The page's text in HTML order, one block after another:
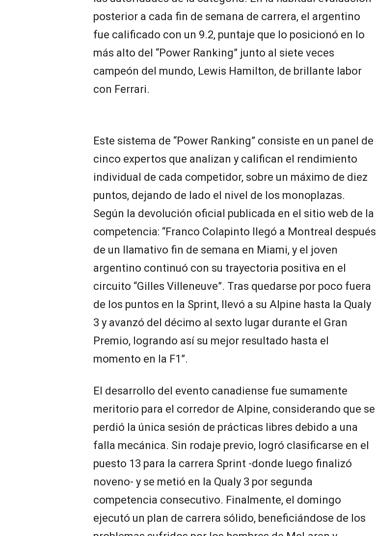
posterior a cada fin de semana de carrera, el argentino
fue calificado con un 9.2, puntaje que lo posicionó en lo
más alto del “Power Ranking” junto al siete veces
campeón del mundo, Lewis Hamilton, de brillante labor
con Ferrari.
Este sistema de “Power Ranking” consiste en un panel de
cinco expertos que analizan y califican el rendimiento
individual de cada competidor, sobre un máximo de diez
puntos, dejando de lado el nivel de los monoplazas.
Según la devolución oficial publicada en el sitio web de la
competencia: “Franco Colapinto llegó a Montreal después
de un llamativo fin de semana en Miami, y el joven
argentino continuó con su trayectoria positiva en el
circuito “Gilles Villeneuve”. Tras quedarse por poco fuera
de los puntos en la Sprint, llevó a su Alpine hasta la Qualy
3 y avanzó del décimo al sexto lugar durante el Gran
Premio, logrando así su mejor resultado hasta el
momento en la F1”.
El desarrollo del evento canadiense fue sumamente
meritorio para el corredor de Alpine, considerando que se
perdió la única sesión de prácticas libres debido a una
falla mecánica. Sin rodaje previo, logró clasificarse en el
puesto 13 para la carrera Sprint -donde luego finalizó
noveno- y se metió en la Qualy 3 por segunda
competencia consecutivo. Finalmente, el domingo
ejecutó un plan de carrera sólido, beneficiándose de los